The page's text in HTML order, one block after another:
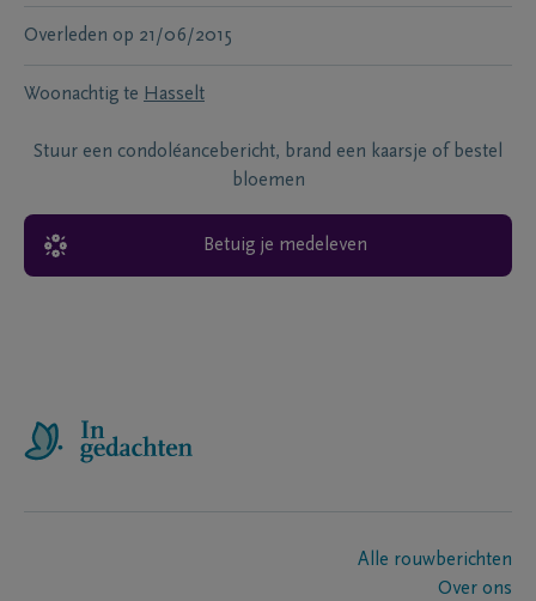
Overleden op 21/06/2015
Woonachtig te Hasselt
Stuur een condoléancebericht, brand een kaarsje of bestel
bloemen
Betuig je medeleven
Alle rouwberichten
Over ons